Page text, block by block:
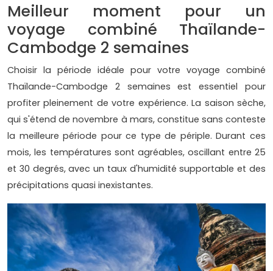
Meilleur moment pour un
voyage combiné Thaïlande-
Cambodge 2 semaines
Choisir la période idéale pour votre voyage combiné
Thaïlande-Cambodge 2 semaines est essentiel pour
profiter pleinement de votre expérience. La saison sèche,
qui s'étend de novembre à mars, constitue sans conteste
la meilleure période pour ce type de périple. Durant ces
mois, les températures sont agréables, oscillant entre 25
et 30 degrés, avec un taux d'humidité supportable et des
précipitations quasi inexistantes.